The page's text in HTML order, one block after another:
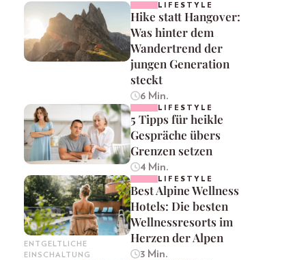
LIFESTYLE
Hike statt Hangover:
Was hinter dem
Wandertrend der
jungen Generation
steckt
6 Min.
LIFESTYLE
5 Tipps für heikle
Gespräche übers
Grenzen setzen
4 Min.
ENTGELTLICHE
EINSCHALTUNG
LIFESTYLE
Best Alpine Wellness
Hotels: Die besten
Wellnessresorts im
Herzen der Alpen
3 Min.